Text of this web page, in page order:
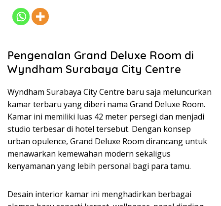
Pengenalan Grand Deluxe Room di
Wyndham Surabaya City Centre
Wyndham Surabaya City Centre baru saja meluncurkan
kamar terbaru yang diberi nama Grand Deluxe Room.
Kamar ini memiliki luas 42 meter persegi dan menjadi
studio terbesar di hotel tersebut. Dengan konsep
urban opulence, Grand Deluxe Room dirancang untuk
menawarkan kemewahan modern sekaligus
kenyamanan yang lebih personal bagi para tamu.
Desain interior kamar ini menghadirkan berbagai